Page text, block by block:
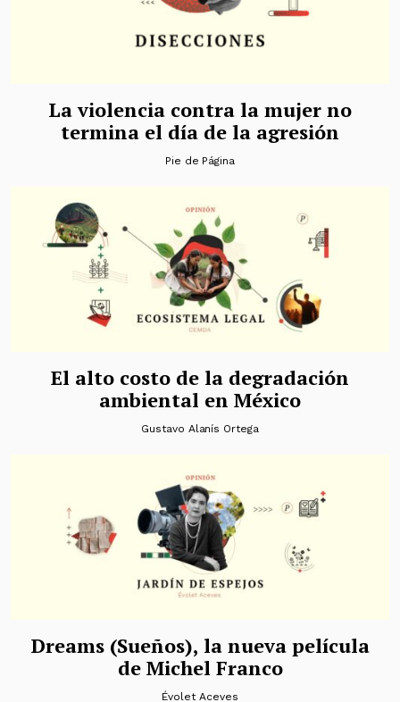
La violencia contra la mujer no
termina el día de la agresión
Pie de Página
El alto costo de la degradación
ambiental en México
Gustavo Alanís Ortega
Dreams (Sueños), la nueva película
de Michel Franco
Évolet Aceves